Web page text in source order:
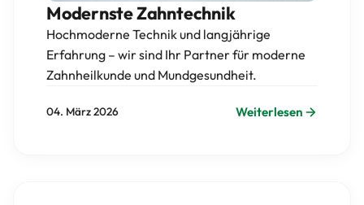
Modernste Zahntechnik
Hochmoderne Technik und langjährige
Erfahrung – wir sind Ihr Partner für moderne
Zahnheilkunde und Mundgesundheit.
04. März 2026 Weiterlesen